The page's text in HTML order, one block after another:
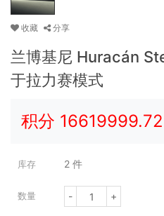
收藏 分享
兰博基尼 Huracán
于拉力赛模式
积分 16619999.72
库存 2 件
数量 - +